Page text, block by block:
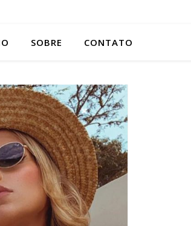
SOBRE CONTATO